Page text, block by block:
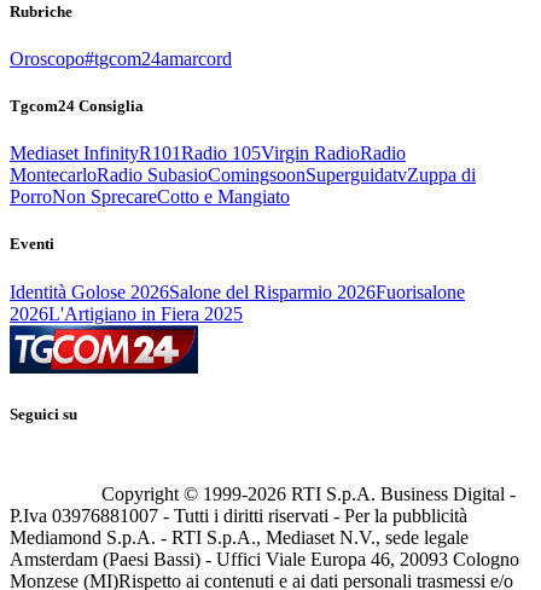
Rubriche
Oroscopo#tgcom24amarcord
Tgcom24 Consiglia
Mediaset InfinityR101Radio 105Virgin RadioRadio
MontecarloRadio SubasioComingsoonSuperguidatvZuppa di
PorroNon SprecareCotto e Mangiato
Eventi
Identità Golose 2026Salone del Risparmio 2026Fuorisalone
2026L'Artigiano in Fiera 2025
Seguici su
Copyright © 1999-2026 RTI S.p.A. Business Digital -
P.Iva 03976881007 - Tutti i diritti riservati - Per la pubblicità
Mediamond S.p.A. - RTI S.p.A., Mediaset N.V., sede legale
Amsterdam (Paesi Bassi) - Uffici Viale Europa 46, 20093 Cologno
Monzese (MI)Rispetto ai contenuti e ai dati personali trasmessi e/o